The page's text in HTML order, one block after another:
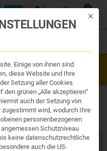
0
und 24/7 für Sie da!
ab €50
Mit
Einige von ihnen sind
diese Website und Ihre
Setzung aller Cookies
grünen „Alle akzeptieren“
auch der Setzung von
wird, wodurch Ihre
personenbezogenen
Schutzniveau
keine datenschutzrechtliche
auch die US-